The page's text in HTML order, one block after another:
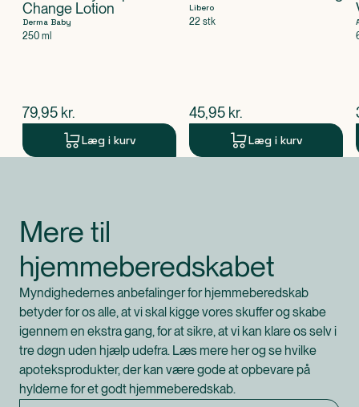
Change Lotion
Derma Baby
250 ml
$nuværende pris
79,95 kr.
Læg i kurv
Libero
22 stk
$nuværende pris
45,95 kr.
Læg i kurv
Mere til
hjemmeberedskabet
Myndighedernes anbefalinger for hjemmeberedskab
betyder for os alle, at vi skal kigge vores skuffer og skabe
igennem en ekstra gang, for at sikre, at vi kan klare os selv i
tre døgn uden hjælp udefra. Læs mere her og se hvilke
apoteksprodukter, der kan være gode at opbevare på
hylderne for et godt hjemmeberedskab.